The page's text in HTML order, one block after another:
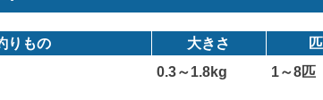
りもの 大きさ
0.3～1.8kg 1～8匹